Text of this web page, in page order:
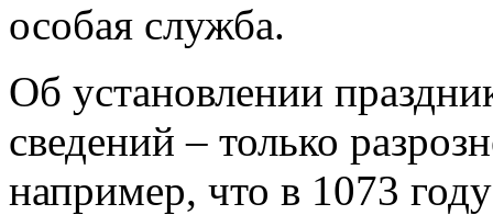
особая служба.
Об установлении
сведений – только
например, что в 1073